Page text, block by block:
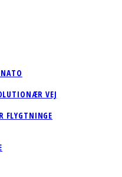
VEJ
FLYGTNINGE